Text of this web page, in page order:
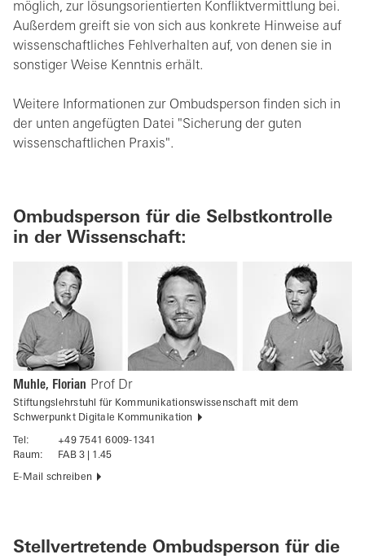
möglich, zur lösungsorientierten Konfliktvermittlung bei.
Außerdem greift sie von sich aus konkrete Hinweise auf
wissenschaftliches Fehlverhalten auf, von denen sie in
sonstiger Weise Kenntnis erhält.
Weitere Informationen zur Ombudsperson finden sich in
der unten angefügten Datei "Sicherung der guten
wissenschaftlichen Praxis".
Ombudsperson für die Selbstkontrolle
in der Wissenschaft:
Muhle, Florian Prof Dr
Stiftungslehrstuhl für Kommunikationswissenschaft mit dem
Schwerpunkt Digitale Kommunikation
Tel:
+49 7541 6009-1341
Raum:
FAB 3 | 1.45
E-Mail schreiben
Stellvertretende Ombudsperson für die